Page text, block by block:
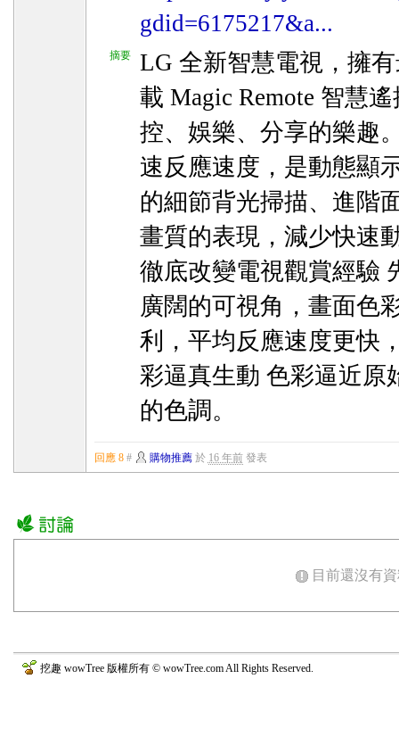
gdid=6175217&a...
摘要
LG 全新智慧電視，擁
載 Magic Remote 智慧
控、娛樂、分享的樂趣
速反應速度，是動態顯
的細節背光掃描、進階
畫質的表現，減少快速
徹底改變電視觀賞經驗
廣闊的可視角，畫面色
利，平均反應速度更快
彩逼真生動 色彩逼近原
的色調。
回應 8 # 購物推薦於 16 年前發表
目前還沒有
挖趣 wowTree 版權所有 © wowTree.com All Rights Reserved.